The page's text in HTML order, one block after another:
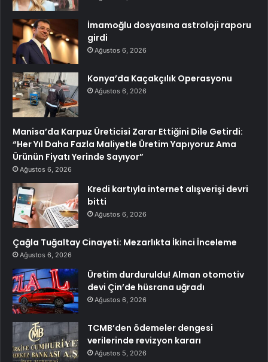
İmamoğlu dosyasına astroloji raporu
girdi
Ağustos 6, 2026
Konya’da Kaçakçılık Operasyonu
Ağustos 6, 2026
Manisa’da Karpuz Üreticisi Zarar Ettiğini Dile Getirdi:
“Her Yıl Daha Fazla Maliyetle Üretim Yapıyoruz Ama
Ürünün Fiyatı Yerinde Sayıyor”
Ağustos 6, 2026
Kredi kartıyla internet alışverişi devri
bitti
Ağustos 6, 2026
Çağla Tuğaltay Cinayeti: Mezarlıkta İkinci İnceleme
Ağustos 6, 2026
Üretim durduruldu! Alman otomotiv
devi Çin’de hüsrana uğradı
Ağustos 6, 2026
TCMB’den ödemeler dengesi
verilerinde revizyon kararı
Ağustos 5, 2026